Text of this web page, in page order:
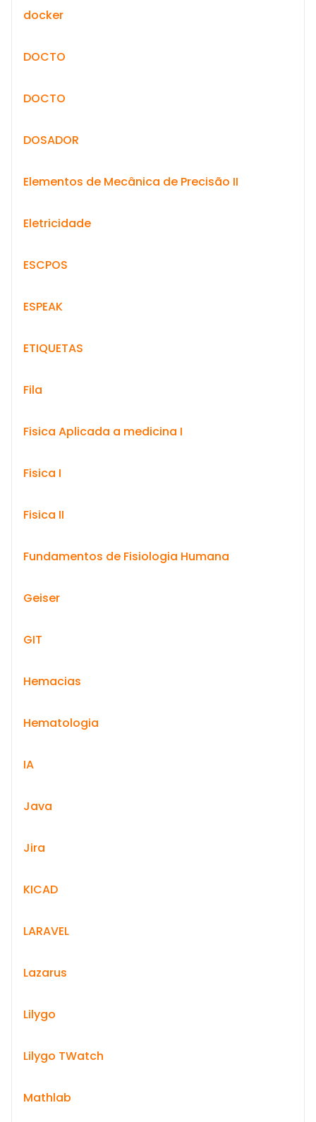
docker
DOCTO
DOCTO
DOSADOR
Elementos de Mecânica de Precisão II
Eletricidade
ESCPOS
ESPEAK
ETIQUETAS
Fila
Fisica Aplicada a medicina I
Fisica I
Fisica II
Fundamentos de Fisiologia Humana
Geiser
GIT
Hemacias
Hematologia
IA
Java
Jira
KICAD
LARAVEL
Lazarus
Lilygo
Lilygo TWatch
Mathlab